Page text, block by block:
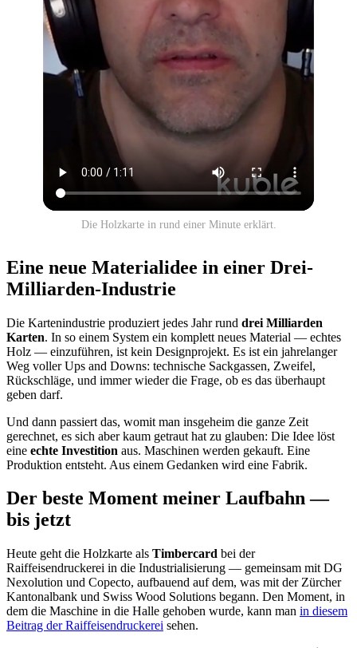
Die Holzkarte in rund einer Minute erklärt.
Eine neue Material­idee in einer Drei-
Milliarden-Industrie
Die Kartenindustrie produziert jedes Jahr rund drei Milliarden
Karten. In so einem System ein komplett neues Material — echtes
Holz — einzuführen, ist kein Designprojekt. Es ist ein jahrelanger
Weg voller Ups and Downs: technische Sackgassen, Zweifel,
Rückschläge, und immer wieder die Frage, ob es das überhaupt
geben darf.
Und dann passiert das, womit man insgeheim die ganze Zeit
gerechnet, es sich aber kaum getraut hat zu glauben: Die Idee löst
eine echte Investition aus. Maschinen werden gekauft. Eine
Produktion entsteht. Aus einem Gedanken wird eine Fabrik.
Der beste Moment meiner Laufbahn —
bis jetzt
Heute geht die Holzkarte als Timbercard bei der
Raiffeisendruckerei in die Industrialisierung — gemeinsam mit DG
Nexolution und Copecto, aufbauend auf dem, was mit der Zürcher
Kantonalbank und Swiss Wood Solutions begann. Den Moment, in
dem die Maschine in die Halle gehoben wurde, kann man in diesem
Beitrag der Raiffeisendruckerei sehen.